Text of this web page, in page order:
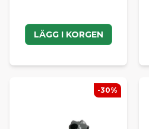
LÄGG I KORGEN
-30%